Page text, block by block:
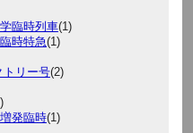
臨時列車(1)
時特急(1)
トリー号(2)
発臨時(1)